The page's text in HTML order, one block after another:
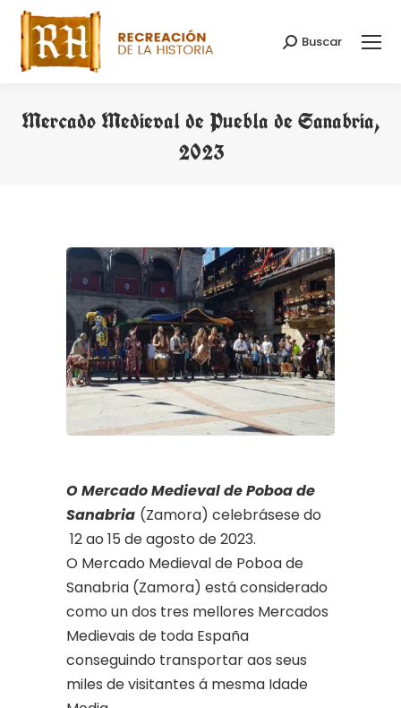
Search:
Buscar
Mercado Medieval de Puebla de Sanabria,
2023
O Mercado Medieval de Poboa de
Sanabria (Zamora) celebrásese do
12 ao 15 de agosto de 2023.
O Mercado Medieval de Poboa de
Sanabria (Zamora) está considerado
como un dos tres mellores Mercados
Medievais de toda España
conseguindo transportar aos seus
miles de visitantes á mesma Idade